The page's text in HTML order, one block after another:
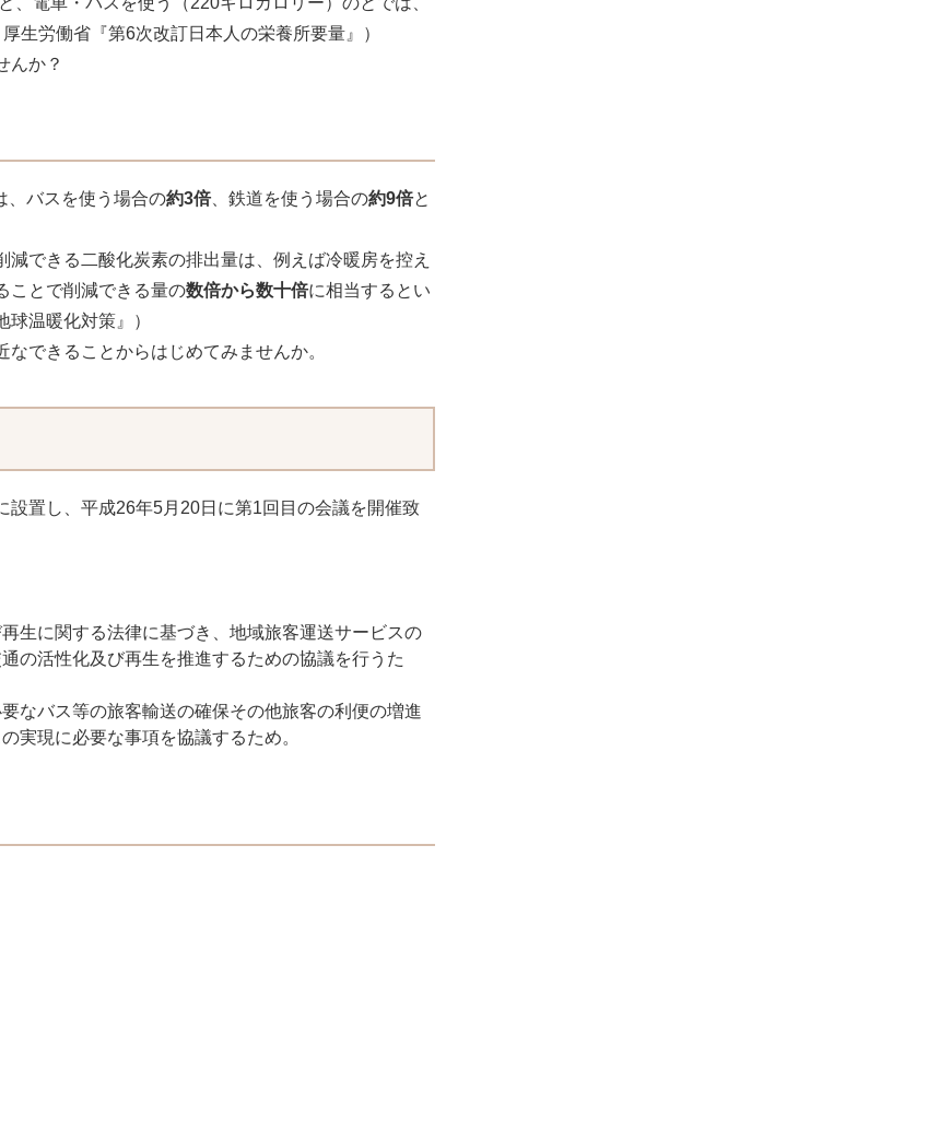
生労働省『第6次改訂日本人の栄養所要量』）
んか？
、バスを使う場合の約3倍、鉄道を使う場合の約9倍と
できる二酸化炭素の排出量は、例えば冷暖房を控え
ことで削減できる量の数倍から数十倍に相当するとい
温暖化対策』）
できることからはじめてみませんか。
置し、平成26年5月20日に第1回目の会議を開催致
生に関する法律に基づき、地域旅客運送サービスの
の活性化及び再生を推進するための協議を行うた
なバス等の旅客輸送の確保その他旅客の利便の増進
実現に必要な事項を協議するため。